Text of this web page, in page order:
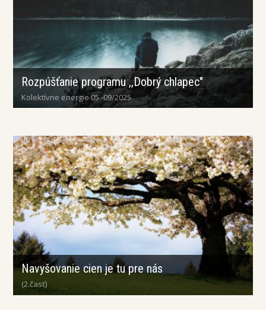
Rozpúšťanie programu ,,Dobrý chlapec"
Kolektívne energie 05 -09/2025
Navyšovanie cien je tu pre nás
(2.časť)